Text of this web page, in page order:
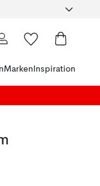
Marken Inspiration